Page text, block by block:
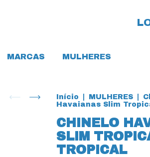
MARCAS MULHERES
Início MULHERES
Havaianas Slim
CHINELO
SLIM
TROPICAL